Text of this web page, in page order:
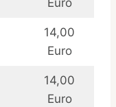
Euro
14,00
Euro
14,00
Euro